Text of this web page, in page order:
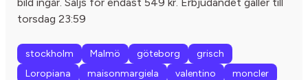
bild ingår. Säljs för endast 549 kr. Erbjudandet gäller till
torsdag 23:59
stockholm Malmö göteborg
grisch
Loropiana
maisonmargiela valentino
moncler